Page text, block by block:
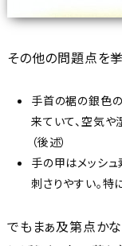
その他の問題点を
手首の裾の銀色
来ていて、空気
（後述）
手の甲はメッシュ
刺さりやすい。特
でもまぁ及第点か